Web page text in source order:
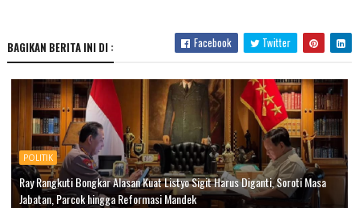
BAGIKAN BERITA INI DI : Facebook Twitter
POLITIK
Ray Rangkuti Bongkar Alasan Kuat Listyo Sigit Harus Diganti, Soroti Masa
Jabatan, Parcok hingga Reformasi Mandek